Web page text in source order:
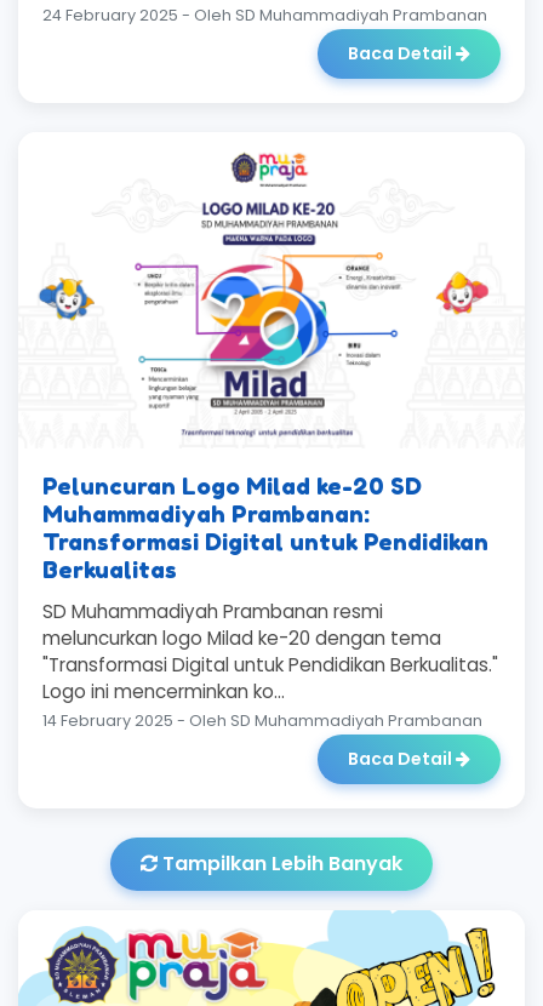
24 February 2025 - Oleh SD Muhammadiyah Prambanan
Baca Detail
Peluncuran Logo Milad ke-20 SD
Muhammadiyah Prambanan:
Transformasi Digital untuk Pendidikan
Berkualitas
SD Muhammadiyah Prambanan resmi
meluncurkan logo Milad ke-20 dengan tema
"Transformasi Digital untuk Pendidikan Berkualitas."
Logo ini mencerminkan ko...
14 February 2025 - Oleh SD Muhammadiyah Prambanan
Baca Detail
Tampilkan Lebih Banyak